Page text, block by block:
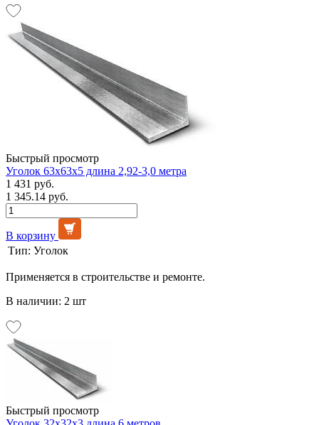
Быстрый просмотр
Уголок 63х63х5 длина 2,92-3,0 метра
1 431 руб.
1 345.14 руб.
В корзину
Тип: Уголок
Применяется в строительстве и ремонте.
В наличии: 2 шт
Быстрый просмотр